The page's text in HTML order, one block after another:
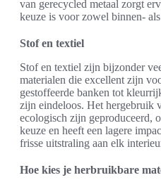
van gerecycled metaal zorgt
keuze is voor zowel binnen-
Stof en textiel
Stof en textiel zijn bijzonder
materialen die excellent zijn
gestoffeerde banken tot
zijn eindeloos. Het hergebruik
ecologisch zijn geproduceerd,
keuze en heeft een lagere
frisse uitstraling aan elk
Hoe kies je herbruikbare